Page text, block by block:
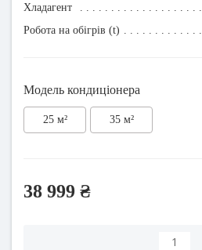
Хладагент
Робота на обігрів (t)
Модель кондиціонера
25 м² 35 м²
38 999 ₴